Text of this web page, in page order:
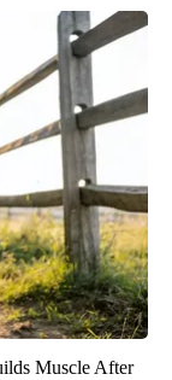
Muscle After